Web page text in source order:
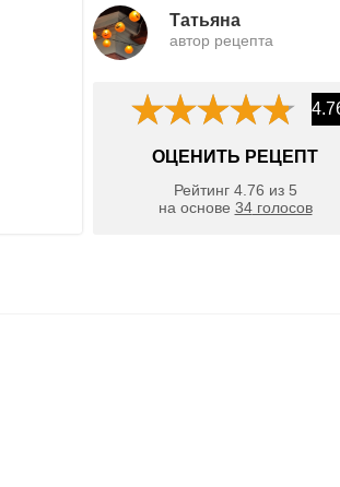
Татьяна
автор рецепта
ОЦЕНИТЬ РЕЦЕПТ
Рейтинг 4.76 из 5
на основе 34голосов